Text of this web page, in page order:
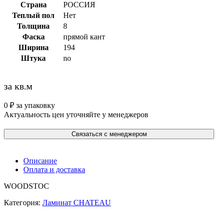
Страна
РОССИЯ
Теплый пол
Нет
Толщина
8
Фаска
прямой кант
Ширина
194
Штука
no
за кв.м
0 ₽ за упаковку
Актуальность цен уточняйте у менеджеров
Связаться с менеджером
Описание
Оплата и доставка
WOODSTOC
Категория: Ламинат CHATEAU